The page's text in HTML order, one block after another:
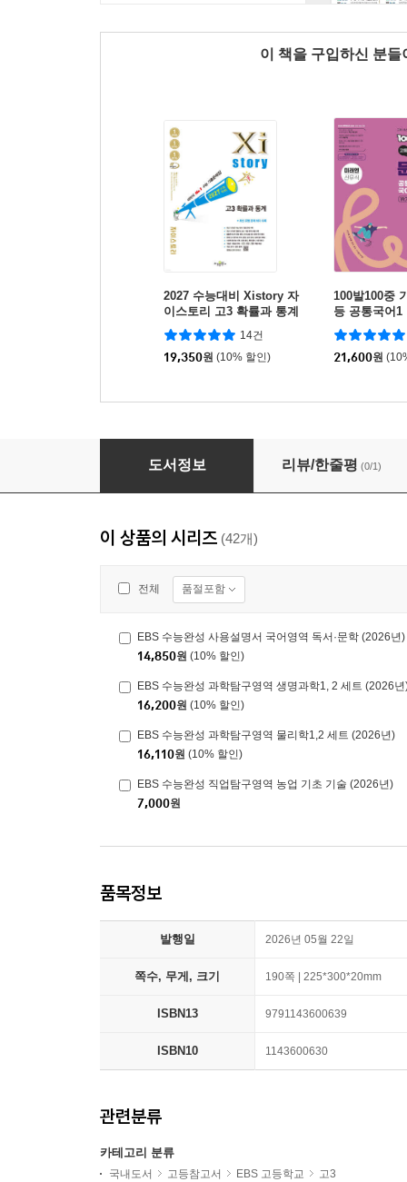
이 책을 구입하신 분
2027 수능대비 Xistory 자
이스토리 고3 확률과 통계
(2026년)
14건
19,350원 (10% 할인)
100발100중
등 공통국어1
식 (2026년용)
21,600원
EBS 수능완성 사회탐구영역 경제 (2026년)
도서정보 리뷰/한줄평 (0/1)
이 상품의 시리즈 (42개)
전체 품절포함
EBS 수능완성 사용설명서 국어영역 독서·문학 (2026년)
14,850원 (10% 할인)
EBS 수능완성 과학탐구영역 생명과학1, 2 세트 (2026년
16,200원 (10% 할인)
EBS 수능완성 과학탐구영역 물리학1,2 세트 (2026년)
16,110원 (10% 할인)
EBS 수능완성 직업탐구영역 농업 기초 기술 (2026년)
7,000원
품목정보
발행일 2026년 05월 22일
쪽수, 무게, 크기 190쪽 | 225*300*20mm
ISBN13 9791143600639
ISBN10 1143600630
관련분류
카테고리 분류
국내도서 고등참고서 EBS 고등학교
고3